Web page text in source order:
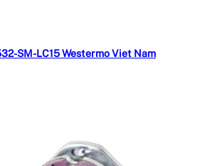
Đọc tiếp
SM-LC15 Westermo Viet Nam